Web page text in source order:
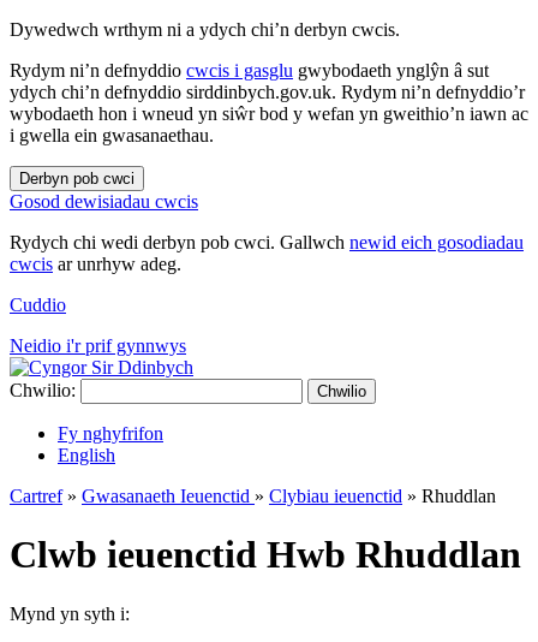
Dywedwch wrthym ni a ydych chi’n derbyn cwcis.
Rydym ni’n defnyddio cwcis i gasglu gwybodaeth ynglŷn â sut
ydych chi’n defnyddio sirddinbych.gov.uk. Rydym ni’n defnyddio’r
wybodaeth hon i wneud yn siŵr bod y wefan yn gweithio’n iawn ac
i gwella ein gwasanaethau.
Derbyn pob cwci
Gosod dewisiadau cwcis
Rydych chi wedi derbyn pob cwci. Gallwch newid eich gosodiadau
cwcis ar unrhyw adeg.
Cuddio
Neidio i'r prif gynnwys
Chwilio: Chwilio
Fy nghyfrifon
English
Cartref» Gwasanaeth Ieuenctid » Clybiau ieuenctid » Rhuddlan
Clwb ieuenctid Hwb Rhuddlan
Mynd yn syth i: